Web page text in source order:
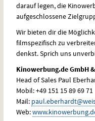
darauf legen, die
aufgeschlossene
Wir bieten dir die
filmspezifisch zu
denkst. Sprich uns
Kinowerbung.de GmbH
Head of Sales Paul
Mobil: +49 151 15 89 69 71
Mail:
Web: